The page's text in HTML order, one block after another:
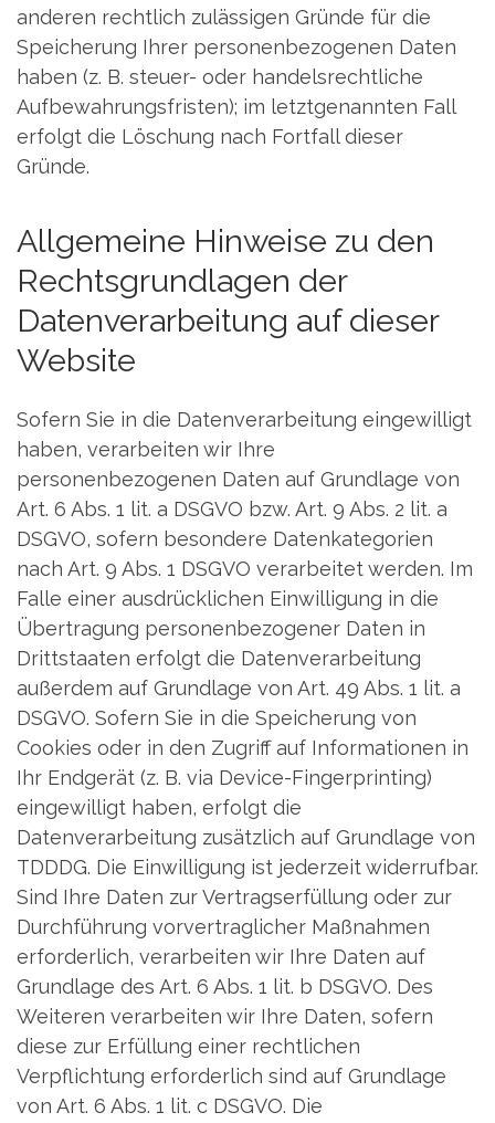
anderen rechtlich zulässigen Gründe für die
Speicherung Ihrer personenbezogenen Daten
haben (z. B. steuer- oder handelsrechtliche
Aufbewahrungsfristen); im letztgenannten Fall
erfolgt die Löschung nach Fortfall dieser
Gründe.
Allgemeine Hinweise zu den
Rechtsgrundlagen der
Datenverarbeitung auf dieser
Website
Sofern Sie in die Datenverarbeitung eingewilligt
haben, verarbeiten wir Ihre
personenbezogenen Daten auf Grundlage von
Art. 6 Abs. 1 lit. a DSGVO bzw. Art. 9 Abs. 2 lit. a
DSGVO, sofern besondere Datenkategorien
nach Art. 9 Abs. 1 DSGVO verarbeitet werden. Im
Falle einer ausdrücklichen Einwilligung in die
Übertragung personenbezogener Daten in
Drittstaaten erfolgt die Datenverarbeitung
außerdem auf Grundlage von Art. 49 Abs. 1 lit. a
DSGVO. Sofern Sie in die Speicherung von
Cookies oder in den Zugriff auf Informationen in
Ihr Endgerät (z. B. via Device-Fingerprinting)
eingewilligt haben, erfolgt die
Datenverarbeitung zusätzlich auf Grundlage von
TDDDG. Die Einwilligung ist jederzeit widerrufbar.
Sind Ihre Daten zur Vertragserfüllung oder zur
Durchführung vorvertraglicher Maßnahmen
erforderlich, verarbeiten wir Ihre Daten auf
Grundlage des Art. 6 Abs. 1 lit. b DSGVO. Des
Weiteren verarbeiten wir Ihre Daten, sofern
diese zur Erfüllung einer rechtlichen
Verpflichtung erforderlich sind auf Grundlage
von Art. 6 Abs. 1 lit. c DSGVO. Die